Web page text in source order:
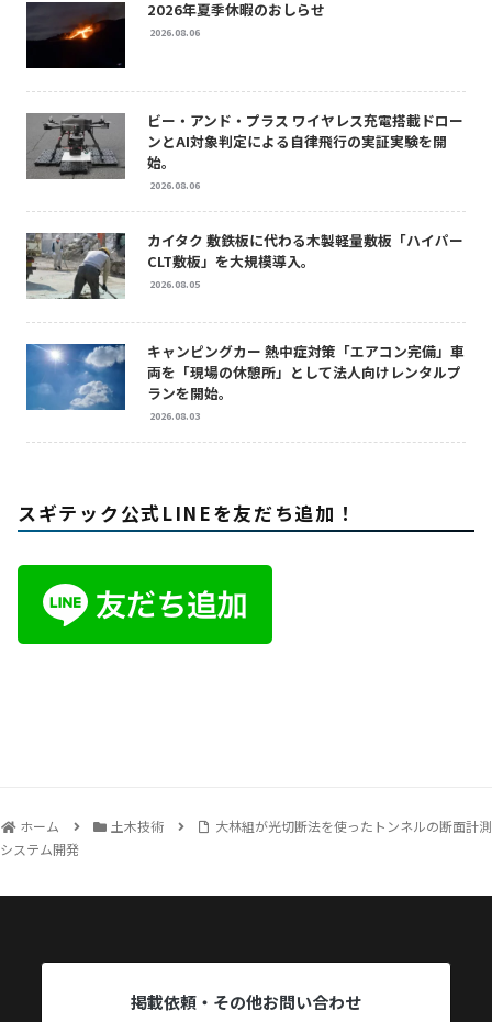
2026年夏季休暇のおしらせ
2026.08.06
ビー・アンド・プラス ワイヤレス充電搭載ドロー
ンとAI対象判定による自律飛行の実証実験を開
始。
2026.08.06
カイタク 敷鉄板に代わる木製軽量敷板「ハイパー
CLT敷板」を大規模導入。
2026.08.05
キャンピングカー 熱中症対策「エアコン完備」車
両を「現場の休憩所」として法人向けレンタルプ
ランを開始。
2026.08.03
スギテック公式LINEを友だち追加！
ホーム 土木技術
大林組が光切断法を使ったトンネルの断面計測
システム開発
掲載依頼・その他お問い合わせ